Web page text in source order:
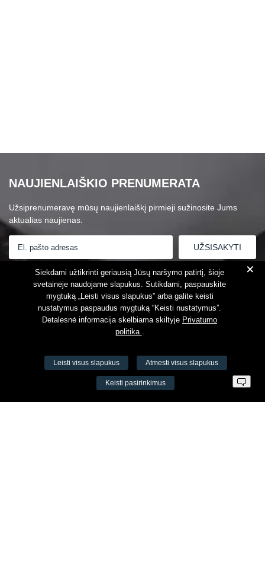
NAUJIENLAIŠKIO PRENUMERATA
Užsiprenumeravę mūsų naujienlaiškį pirmieji sužinosite Jums
aktualias naujienas.
Susipažinau suPrivatumo politika
VŠĮ Fitneso mokymo centras AEROMIX
+
Siekdami užtikrinti geriausią Jūsų naršymo patirtį, šioje
svetainėje naudojame slapukus. Sutikdami, paspauskite
mygtuką „Leisti visus slapukus” arba galite keisti
nustatymus paspaudus mygtuką “Keisti nustatymus”.
Detalesnė informacija skelbiama skiltyje Privatumo
politika .
Leisti visus slapukus Atmesti visus slapukus
Keisti pasirinkimus